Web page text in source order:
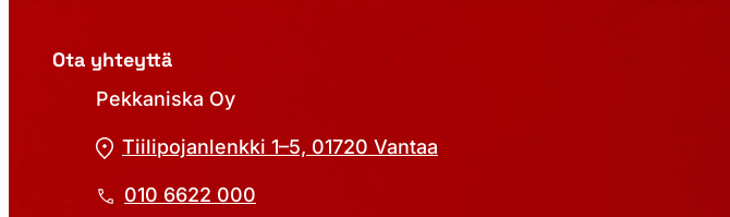
Ota yhteyttä
Pekkaniska Oy
Tiilipojanlenkki 1–5, 01720 Vantaa
010 6622 000